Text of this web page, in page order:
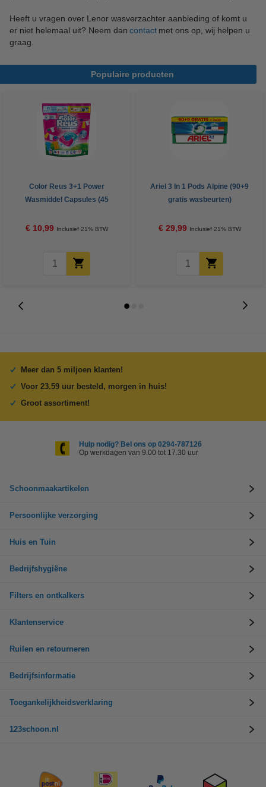
Heeft u vragen over Lenor wasverzachter aanbieding of komt u
er niet helemaal uit? Neem dan contact met ons op, wij helpen u
graag.
Populaire producten
Color Reus 3+1 Power
Wasmiddel Capsules (45
€ 10,99 Inclusief 21% BTW
Ariel 3 In 1 Pods Alpine (90+9
gratis wasbeurten)
€ 29,99 Inclusief 21% BTW
Meer dan 5 miljoen klanten!
Voor 23.59 uur besteld, morgen in huis!
Groot assortiment!
Hulp nodig? Bel ons op 0294-787126
Op werkdagen van 9.00 tot 17.30 uur
Schoonmaakartikelen
Persoonlijke verzorging
Huis en Tuin
Bedrijfshygiëne
Filters en ontkalkers
Klantenservice
Ruilen en retourneren
Bedrijfsinformatie
Toegankelijkheidsverklaring
123schoon.nl